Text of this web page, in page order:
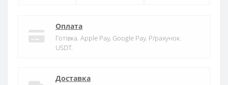
Оплата
Готівка. Apple Pay, Google Pay. Р/рахунок.
USDT.
Доставка